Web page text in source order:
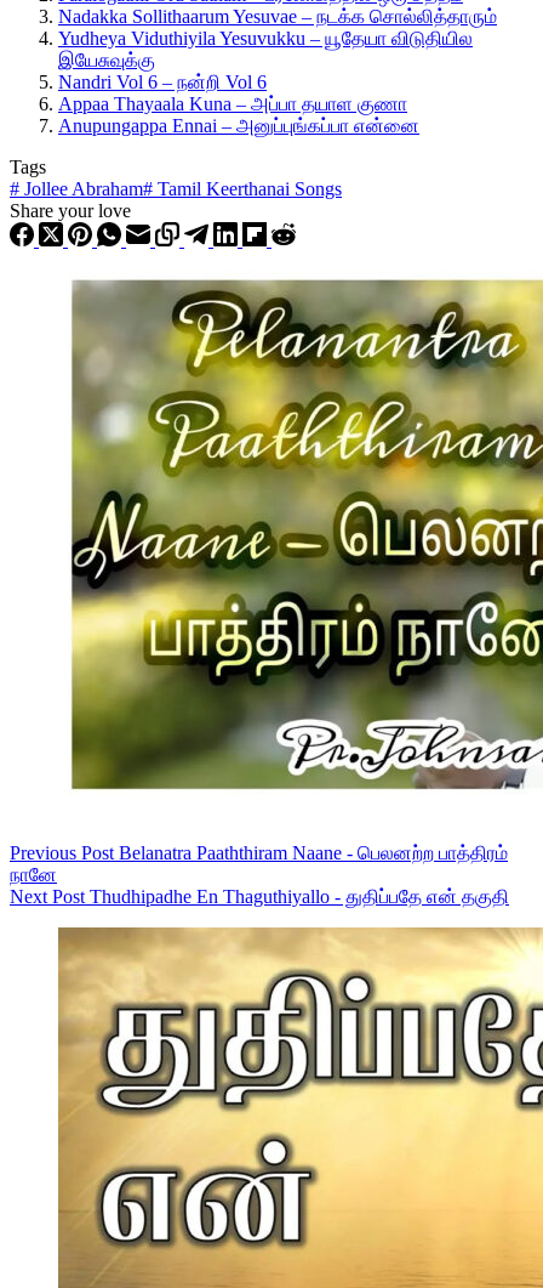
Nadakka Sollithaarum Yesuvae – நடக்க சொல்லித்தாரும்
Yudheya Viduthiyila Yesuvukku – யூதேயா விடுதியில
இயேசுவுக்கு
Nandri Vol 6 – நன்றி Vol 6
Appaa Thayaala Kuna – அப்பா தயாள குணா
Anupungappa Ennai – அனுப்புங்கப்பா என்னை
Tags
# Jollee Abraham# Tamil Keerthanai Songs
Share your love
Previous Post Belanatra Paaththiram Naane - பெலனற்ற பாத்திரம்
நானே
Next Post Thudhipadhe En Thaguthiyallo - துதிப்பதே என் தகுதி